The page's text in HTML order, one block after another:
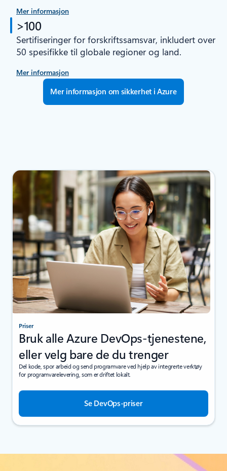
Mer informasjon
>100
Sertifiseringer for forskriftssamsvar, inkludert over
50 spesifikke til globale regioner og land.
Mer informasjon
Mer informasjon om sikkerhet i Azure
Priser
Bruk alle Azure DevOps-tjenestene,
eller velg bare de du trenger
Del kode, spor arbeid og send programvare ved hjelp av integrerte verktøy
for programvarelevering, som er driftet lokalt.
Se DevOps-priser